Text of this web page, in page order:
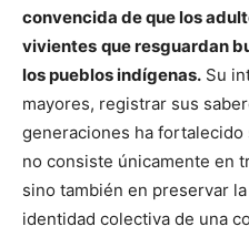
convencida de que los
vivientes que resguardan
los pueblos indígenas. Su
mayores, registrar sus
generaciones ha
no consiste únicamente en
sino también en preservar
identidad colectiva de una